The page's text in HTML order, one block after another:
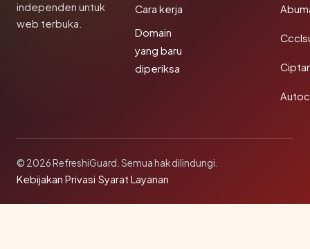
independen untuk
web terbuka.
Cara kerja
Domain
yang baru
diperiksa
© 2026 RefreshiGuard. Semua hak dilindungi.
Kebijakan Privasi·Syarat Layanan